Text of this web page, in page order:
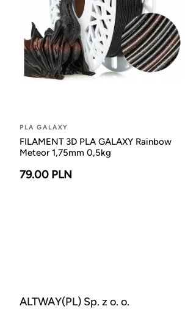
PLA GALAXY
FILAMENT 3D PLA GALAXY Rainbow
Meteor 1,75mm 0,5kg
79.00 PLN
ALTWAY(PL) Sp. z o. o.